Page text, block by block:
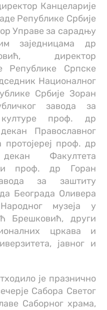
Канцеларије
Републике Србије
Управе за сарадњу
заједницама др
директор
Републике Српске
Националног
Србије Зоран
завода за
проф. др
Православног
протојереј проф. др
Факултета
проф. др Горан
за заштиту
Београда Оливера
музеја у
Брешковић, други
цркава и
јавног и
је празнично
Сабора Светог
Саборног храма,